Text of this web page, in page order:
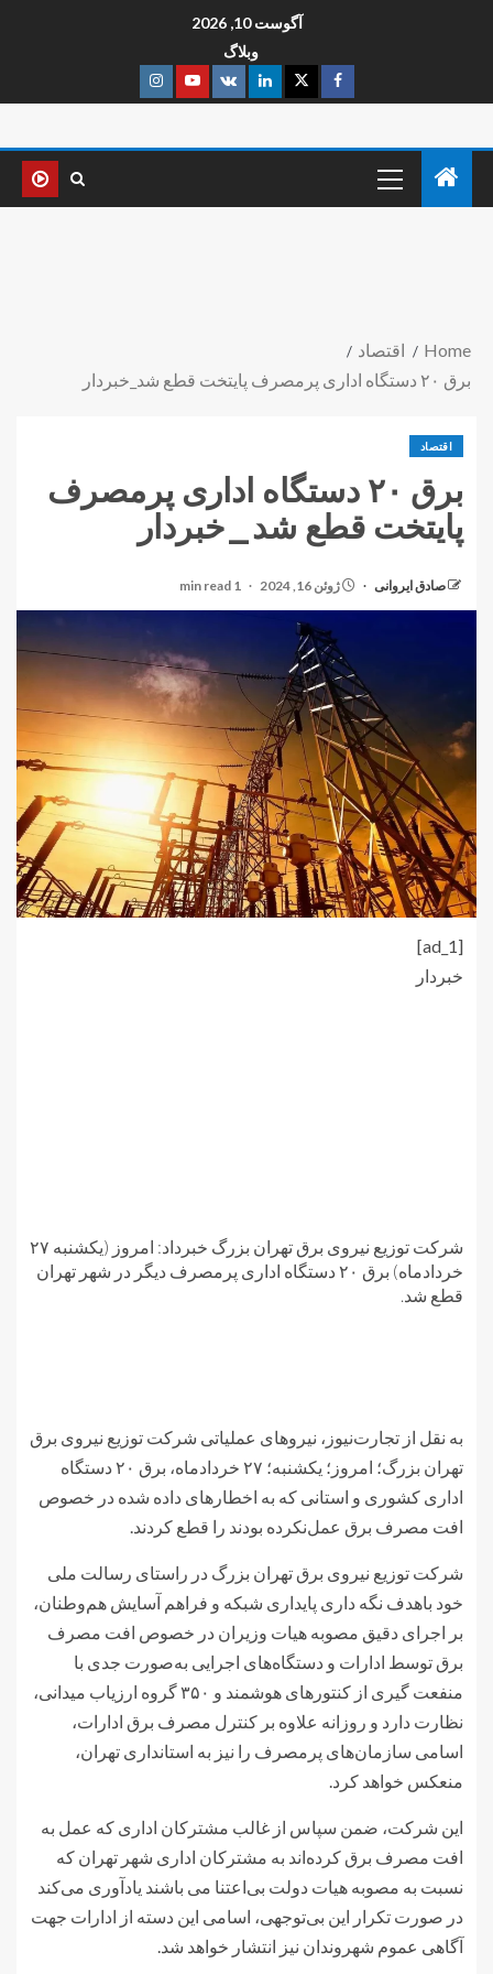
آگوست 10, 2026
وبلاگ
Home
اقتصاد
برق ۲۰ دستگاه اداری پرمصرف پایتخت قطع شد_خبردار
اقتصاد
برق ۲۰ دستگاه اداری پرمصرف
پایتخت قطع شد_خبردار
صادق ایروانی ژوئن 16, 2024 1 min read
[ad_1]
خبردار
شرکت توزیع نیروی برق تهران بزرگ خبرداد: امروز (یکشنبه ۲۷
خردادماه) برق ۲۰ دستگاه اداری پرمصرف دیگر در شهر تهران
قطع شد.
به نقل از تجارت‌نیوز، نیروهای عملیاتی شرکت توزیع نیروی برق
تهران بزرگ؛ امروز؛ یکشنبه؛ ۲۷ خردادماه، برق ۲۰ دستگاه
اداری کشوری و استانی که به اخطارهای داده شده در خصوص
افت مصرف برق عمل‌نکرده بودند را قطع کردند.
شرکت توزیع نیروی برق تهران بزرگ در راستای رسالت ملی
خود باهدف نگه داری پایداری شبکه و فراهم آسایش هم‌وطنان،
بر اجرای دقیق مصوبه هیات وزیران در خصوص افت مصرف
برق توسط ادارات و دستگاه‌های اجرایی به‌صورت جدی با
منفعت گیری از کنتورهای هوشمند و ۳۵۰ گروه ارزیاب میدانی،
نظارت دارد و روزانه علاوه بر کنترل مصرف برق ادارات،
اسامی سازمان‌های پرمصرف را نیز به استانداری تهران،
منعکس خواهد کرد.
این شرکت، ضمن سپاس از غالب مشترکان اداری که عمل به
افت مصرف برق کرده‌اند به مشترکان اداری شهر تهران که
نسبت به مصوبه هیات دولت بی‌اعتنا می باشند یادآوری می‌کند
در صورت تکرار این بی‌توجهی، اسامی این دسته از ادارات جهت
آگاهی عموم شهروندان نیز انتشار خواهد شد.